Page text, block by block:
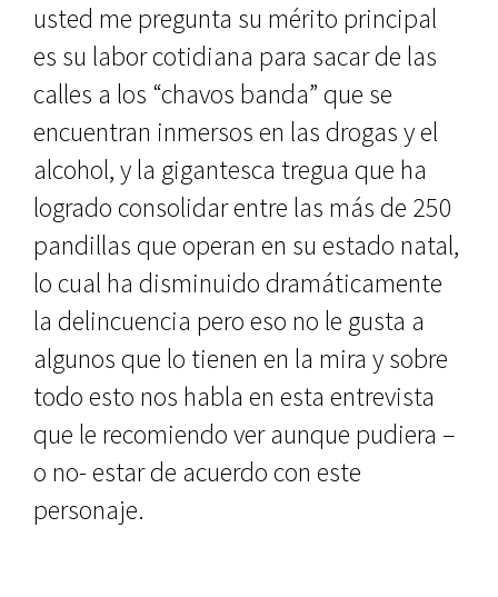
usted me pregunta su mérito principal
es su labor cotidiana para sacar de las
calles a los “chavos banda” que se
encuentran inmersos en las drogas y el
alcohol, y la gigantesca tregua que ha
logrado consolidar entre las más de 250
pandillas que operan en su estado natal,
lo cual ha disminuido dramáticamente
la delincuencia pero eso no le gusta a
algunos que lo tienen en la mira y sobre
todo esto nos habla en esta entrevista
que le recomiendo ver aunque pudiera –
o no- estar de acuerdo con este
personaje.